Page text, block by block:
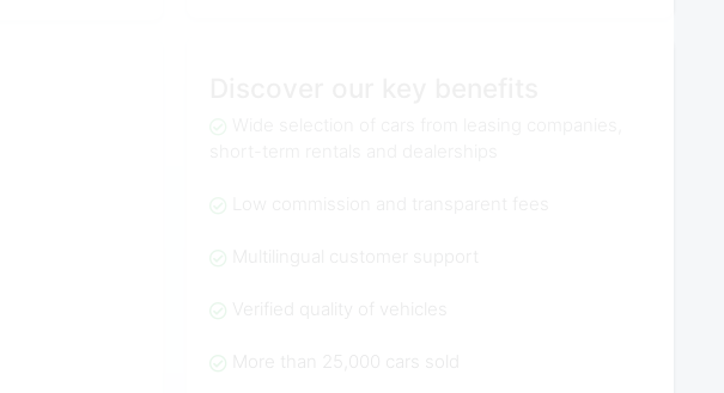
More than 25,000 cars sold